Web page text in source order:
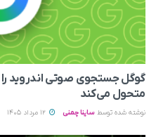
متحول می‌کند
نوشته شده توسط ساینا چمنی